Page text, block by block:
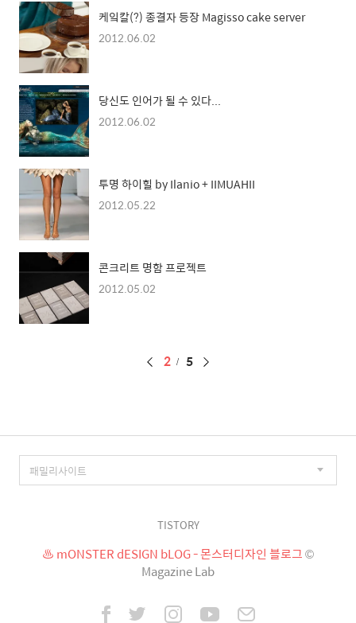
케잌칼(?) 종결자 등장 Magisso cake server
2012.06.02
당신도 인어가 될 수 있다...
2012.06.02
투명 하이힐 by Ilanio + IIMUAHII
2012.05.22
콘크리트 명함 프로젝트
2012.05.02
페
2 5
TISTORY
♨ mONSTER dESIGN bLOG - 몬스터디자인 블로그©
Magazine Lab